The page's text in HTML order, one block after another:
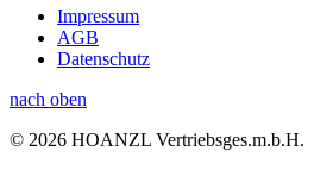
Impressum
AGB
Datenschutz
nach oben
© 2026 HOANZL Vertriebsges.m.b.H.